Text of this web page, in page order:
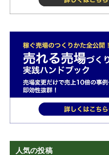
人気の投稿